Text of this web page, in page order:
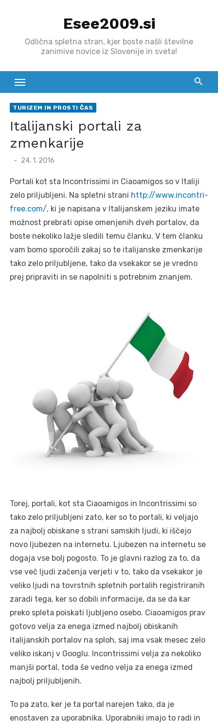
Esee2009.si
Odlična spletna stran, kjer boste našli številne
zanimive novice iz Slovenije in sveta!
TURIZEM IN PROSTI ČAS
Italijanski portali za
zmenkarije
Posted
24. 1. 2016
Portali kot sta Incontrissimi in Ciaoamigos so v Italiji
zelo priljubljeni. Na spletni strani http://www.incontri-
free.com/, ki je napisana v Italijanskem jeziku imate
možnost prebrati opise omenjenih dveh portalov, da
boste nekoliko lažje sledili temu članku. V tem članku
vam bomo sporočili zakaj so te italijanske zmenkarije
tako zelo priljubljene, tako da vsekakor se je vredno
prej pripraviti in se napolniti s potrebnim znanjem.
Torej, portali, kot sta Ciaoamigos in Incontrissimi so
tako zelo priljubljeni zato, ker so to portali, ki veljajo
za najbolj obiskane s strani samskih ljudi, ki iščejo
novo ljubezen na internetu. Ljubezen na internetu se
dogaja vse bolj pogosto. To je glavni razlog za to, da
vse več ljudi začenja verjeti v to, tako da vsekakor je
veliko ljudi na tovrstnih spletnih portalih registriranih
zaradi tega, ker so dobili informacije, da se da kar
preko spleta poiskati ljubljeno osebo. Ciaoamigos prav
gotovo velja za enega izmed najbolj obiskanih
italijanskih portalov na sploh, saj ima vsak mesec zelo
veliko iskanj v Googlu. Incontrissimi velja za nekoliko
manjši portal, toda še vedno velja za enega izmed
najbolj priljubljenih.
To pa zato, ker je ta portal narejen tako, da je
enostaven za uporabnika. Uporabniki imajo to radi in